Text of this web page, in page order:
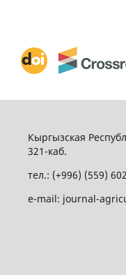
Кыргызская
321-каб.
тел.: (+996) (559)
e-mail: journal-